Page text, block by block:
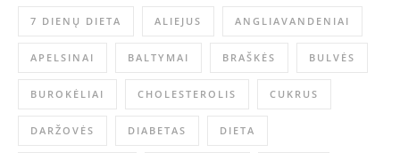
7 DIENŲ DIETA ALIEJUS ANGLIAVANDENIAI
APELSINAI BALTYMAI BRAŠKĖS BULVĖS
BUROKĖLIAI CHOLESTEROLIS CUKRUS
DARŽOVĖS DIABETAS DIETA